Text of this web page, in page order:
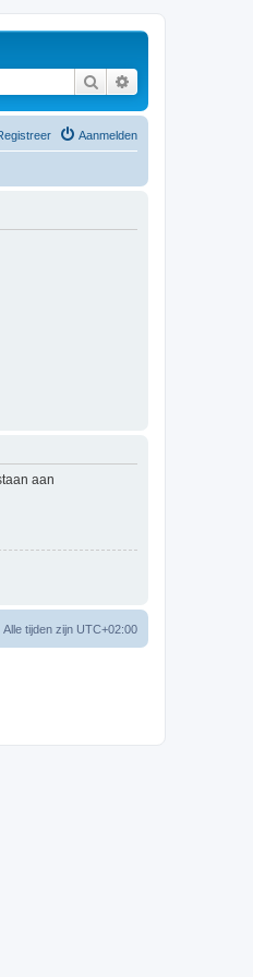
Zoek
Aanmelden
aan
Alle tijden zijn UTC+02:00